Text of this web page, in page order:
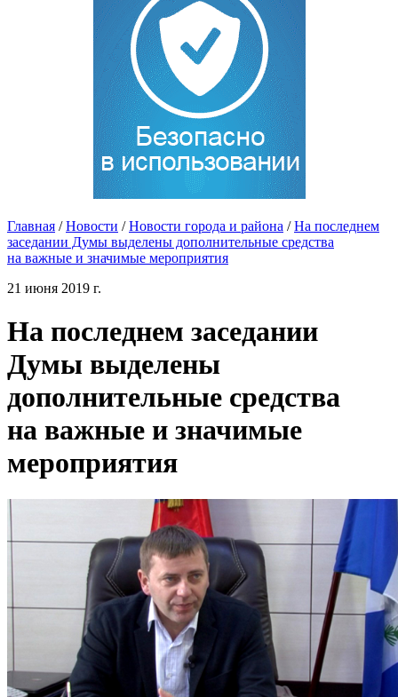
Главная / Новости / Новости города и района / На последнем
заседании Думы выделены дополнительные средства
на важные и значимые мероприятия
21 июня 2019 г.
На последнем заседании
Думы выделены
дополнительные средства
на важные и значимые
мероприятия